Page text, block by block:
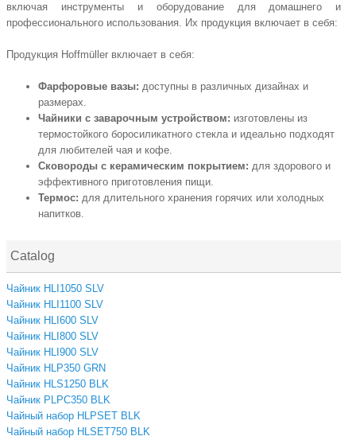
включая инструменты и оборудование для домашнего и
профессионального использования. Их продукция включает в себя:
Продукция Hoffmüller включает в себя:
Фарфоровые вазы: доступны в различных дизайнах и
размерах.
Чайники с заварочным устройством: изготовлены из
термостойкого боросиликатного стекла и идеально подходят
для любителей чая и кофе.
Сковороды с керамическим покрытием: для здорового и
эффективного приготовления пищи.
Термос: для длительного хранения горячих или холодных
напитков.
Catalog
Чайник HLI1050 SLV
Чайник HLI1100 SLV
Чайник HLI600 SLV
Чайник HLI800 SLV
Чайник HLI900 SLV
Чайник HLP350 GRN
Чайник HLS1250 BLK
Чайник PLPC350 BLK
Чайный набор HLPSET BLK
Чайный набор HLSET750 BLK